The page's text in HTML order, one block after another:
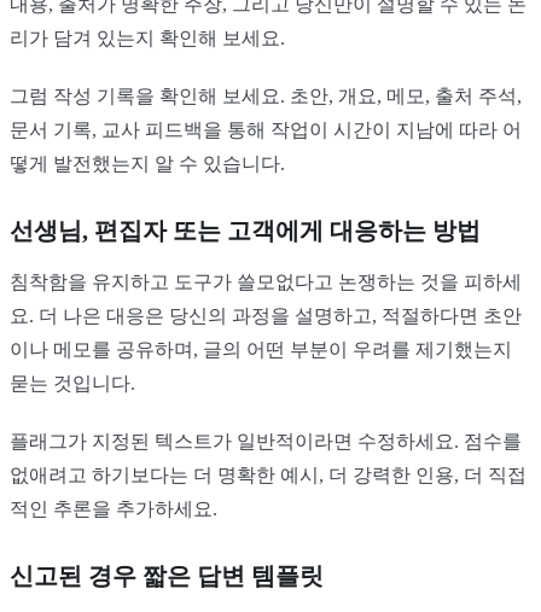
내용, 출처가 명확한 주장, 그리고 당신만이 설명할 수 있는 논
리가 담겨 있는지 확인해 보세요.
그럼 작성 기록을 확인해 보세요. 초안, 개요, 메모, 출처 주석,
문서 기록, 교사 피드백을 통해 작업이 시간이 지남에 따라 어
떻게 발전했는지 알 수 있습니다.
선생님, 편집자 또는 고객에게 대응하는 방법
침착함을 유지하고 도구가 쓸모없다고 논쟁하는 것을 피하세
요. 더 나은 대응은 당신의 과정을 설명하고, 적절하다면 초안
이나 메모를 공유하며, 글의 어떤 부분이 우려를 제기했는지
묻는 것입니다.
플래그가 지정된 텍스트가 일반적이라면 수정하세요. 점수를
없애려고 하기보다는 더 명확한 예시, 더 강력한 인용, 더 직접
적인 추론을 추가하세요.
신고된 경우 짧은 답변 템플릿